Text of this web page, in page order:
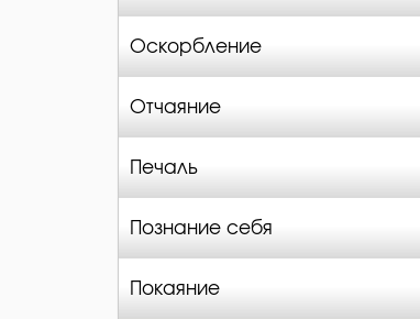
Оскорбление
Отчаяние
Печаль
Познание себя
Покаяние